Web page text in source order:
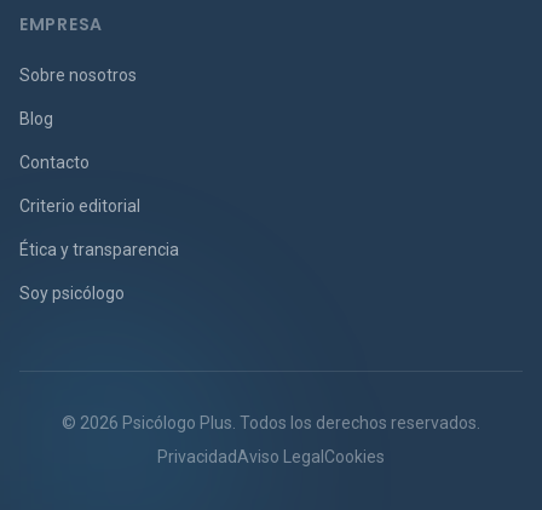
EMPRESA
Sobre nosotros
Blog
Contacto
Criterio editorial
Ética y transparencia
Soy psicólogo
© 2026 Psicólogo Plus. Todos los derechos reservados.
PrivacidadAviso Legal Cookies